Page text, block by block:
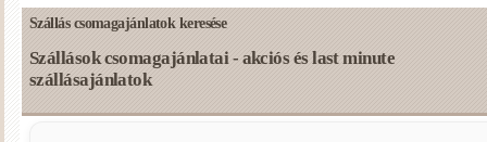
Szállás csomagajánlatok keresése
Szállások csomagajánlatai - akciós és last minute
szállásajánlatok